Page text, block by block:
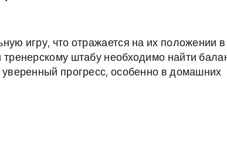
игру, что отражается на их положении в
штабу необходимо найти
прогресс, особенно в домашних